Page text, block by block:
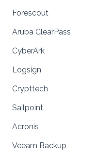
Forescout
Aruba ClearPass
CyberArk
Logsign
Crypttech
Sailpoint
Acronis
Veeam Backup